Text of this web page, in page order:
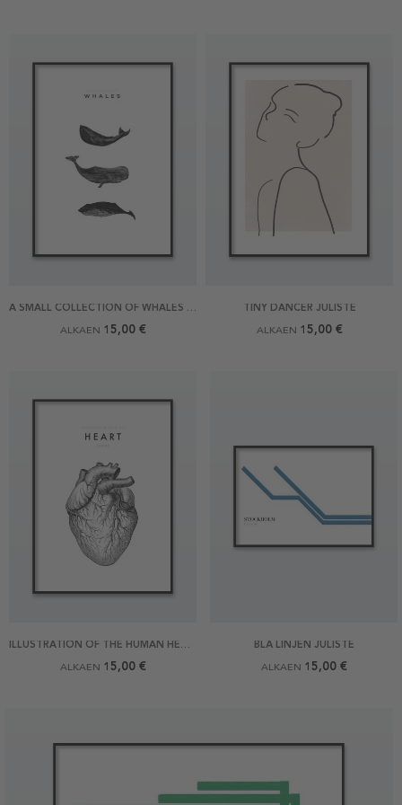
A SMALL COLLECTION OF WHALES JULISTE
ALKAEN 15,00 €
TINY DANCER JULISTE
ALKAEN 15,00 €
ILLUSTRATION OF THE HUMAN HEART JULISTE
ALKAEN 15,00 €
BLÅ LINJEN JULISTE
ALKAEN 15,00 €